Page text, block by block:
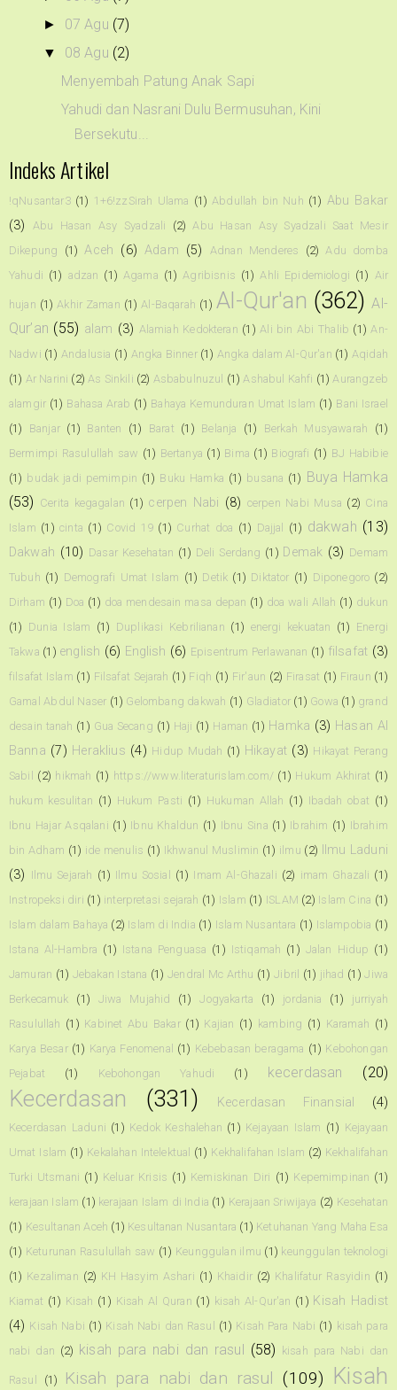
► 07 Agu (7)
▼ 08 Agu (2)
Menyembah Patung Anak Sapi
Yahudi dan Nasrani Dulu Bermusuhan, Kini
Bersekutu...
Indeks Artikel
!qNusantar3 (1) 1+6!zzSirah Ulama (1) Abdullah bin Nuh (1) Abu Bakar
(3)
Abu Hasan Asy Syadzali (2) Abu Hasan Asy Syadzali Saat Mesir
Dikepung
(1) Aceh (6) Adam (5) Adnan Menderes (2) Adu domba
Yahudi (1) adzan (1) Agama (1) Agribisnis (1) Ahli Epidemiologi (1) Air
hujan (1) Akhir Zaman (1) Al-Baqarah (1) Al-Qur'an (362) Al-
Qur’an (55) alam (3) Alamiah Kedokteran (1) Ali bin Abi Thalib (1) An-
Nadwi (1) Andalusia (1) Angka Binner (1) Angka dalam Al-Qur'an (1) Aqidah
(1) Ar Narini (2) As Sinkili (2) Asbabulnuzul (1) Ashabul Kahfi (1) Aurangzeb
alamgir (1) Bahasa Arab (1) Bahaya Kemunduran Umat Islam (1) Bani Israel
(1)
Banjar (1) Banten (1) Barat (1) Belanja (1) Berkah Musyawarah
(1)
Bermimpi Rasulullah saw (1) Bertanya (1) Bima (1) Biografi (1) BJ Habibie
(1) budak jadi pemimpin (1) Buku Hamka (1) busana (1) Buya Hamka
(53) Cerita kegagalan (1) cerpen Nabi (8) cerpen Nabi Musa (2) Cina
Islam (1) cinta (1) Covid 19 (1) Curhat doa (1) Dajjal (1) dakwah (13)
Dakwah (10) Dasar Kesehatan (1) Deli Serdang (1) Demak (3) Demam
Tubuh (1) Demografi Umat Islam (1) Detik (1) Diktator (1) Diponegoro (2)
Dirham (1) Doa (1) doa mendesain masa depan (1) doa wali Allah (1) dukun
(1) Dunia Islam (1) Duplikasi Kebrilianan (1) energi kekuatan (1) Energi
Takwa (1) english (6) English (6) Episentrum Perlawanan (1) filsafat (3)
filsafat Islam (1) Filsafat Sejarah (1) Fiqh (1) Fir'aun (2) Firasat (1) Firaun (1)
Gamal Abdul Naser (1) Gelombang dakwah (1) Gladiator (1) Gowa (1) grand
desain tanah (1) Gua Secang (1) Haji (1) Haman (1) Hamka (3) Hasan Al
Banna (7) Heraklius (4) Hidup Mudah (1) Hikayat (3) Hikayat Perang
Sabil
(2) hikmah (1) https://www.literaturislam.com/ (1) Hukum Akhirat (1)
hukum kesulitan (1) Hukum Pasti (1) Hukuman Allah (1) Ibadah obat (1)
Ibnu Hajar Asqalani (1) Ibnu Khaldun (1) Ibnu Sina (1) Ibrahim (1) Ibrahim
bin Adham (1) ide menulis (1) Ikhwanul Muslimin (1) ilmu (2)
Ilmu Laduni
(3) Ilmu Sejarah (1) Ilmu Sosial (1) Imam Al-Ghazali (2) imam Ghazali (1)
Instropeksi diri (1) interpretasi sejarah (1) Islam (1) ISLAM (2) Islam Cina (1)
Islam dalam Bahaya (2) Islam di India (1) Islam Nusantara (1) Islampobia (1)
Istana Al-Hambra (1) Istana Penguasa (1) Istiqamah (1) Jalan Hidup (1)
Jamuran (1) Jebakan Istana (1) Jendral Mc Arthu (1) Jibril (1) jihad (1) Jiwa
Berkecamuk
(1) Jiwa Mujahid (1) Jogyakarta (1) jordania (1)
jurriyah
Rasulullah (1) Kabinet Abu Bakar (1) Kajian (1) kambing (1) Karamah (1)
Karya Besar (1) Karya Fenomenal (1) Kebebasan beragama (1) Kebohongan
Pejabat
(1) Kebohongan Yahudi (1) kecerdasan (20)
Kecerdasan (331) Kecerdasan Finansial (4)
Kecerdasan Laduni (1) Kedok Keshalehan (1) Kejayaan Islam (1) Kejayaan
Umat Islam (1) Kekalahan Intelektual (1) Kekhalifahan Islam (2) Kekhalifahan
Turki Utsmani (1) Keluar Krisis (1) Kemiskinan Diri (1) Kepemimpinan (1)
kerajaan Islam (1) kerajaan Islam di India (1) Kerajaan Sriwijaya (2) Kesehatan
(1) Kesultanan Aceh (1) Kesultanan Nusantara (1) Ketuhanan Yang Maha Esa
(1) Keturunan Rasulullah saw (1) Keunggulan ilmu (1) keunggulan teknologi
(1) Kezaliman (2) KH Hasyim Ashari (1) Khaidir (2) Khalifatur Rasyidin (1)
Kiamat (1) Kisah (1) Kisah Al Quran (1) kisah Al-Qur'an (1) Kisah Hadist
(4) Kisah Nabi (1) Kisah Nabi dan Rasul (1) Kisah Para Nabi (1) kisah para
nabi dan (2) kisah para nabi dan rasul (58) kisah para Nabi dan
Rasul (1) Kisah para nabi dan rasul (109) Kisah